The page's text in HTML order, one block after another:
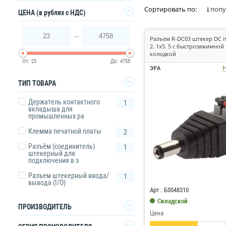
Способ
Степень
Кроме того,
напряжением.
Сортировать по:
Разъем R-DC03 штекер DC
2. 1х5. 5 с быстрозажимной
колодкой
ЭРА
Арт.: Б0048310
Складской
Цена
Да
ЦЕНА(в рублях с НДС)
23 4758
От: 23 До: 4758
ТИП ТОВАРА
Держатель контактного
вкладыша для
промышленных ра
1
Клемма печатной платы
2
Разъём (соединитель)
штекерный для
подключения в з
1
Разъем штекерный ввода/
вывода (I/O)
1
ПРОИЗВОДИТЕЛЬ